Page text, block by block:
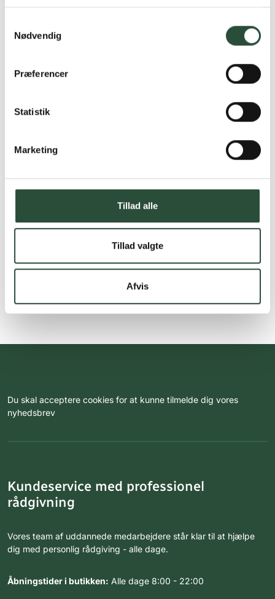
Nødvendig
Præferencer
Statistik
Marketing
Tillad alle
Tillad valgte
Afvis
Du skal acceptere cookies for at kunne tilmelde dig vores
nyhedsbrev
Kundeservice med professionel
rådgivning
Vores team af uddannede medarbejdere står klar til at hjælpe
dig med personlig rådgiving - alle dage.
Åbningstider i butikken: Alle dage 8:00 - 22:00